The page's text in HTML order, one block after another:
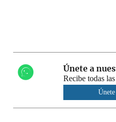
Únete a
Recibe todas
Únete